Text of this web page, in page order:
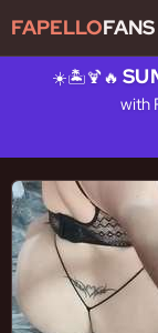
FAPELLOFANS
☀️🏝️🍹🔥
with